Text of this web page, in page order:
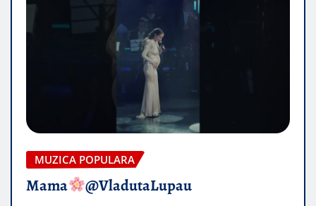
MUZICA POPULARA
Mama @VladutaLupau